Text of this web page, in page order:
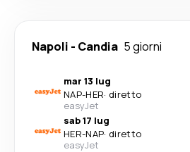
Napoli - Candia 5 giorni
mar 13 lug
NAP-HER· diretto
easyJet
sab 17 lug
HER-NAP· diretto
easyJet